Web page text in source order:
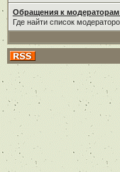
Обращения к
Где найти список